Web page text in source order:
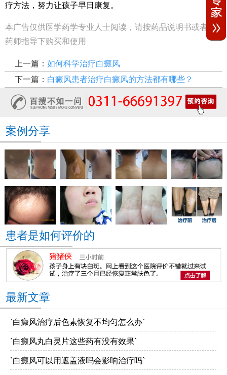
疗方法，努力让孩子早日康复。
本广告仅供医学药学专业人士阅读，请按药品说明书或者在
药师指导下购买和使用
上一篇： 如何科学治疗白癜风
下一篇： 白癜风患者治疗白癜风的方法都有哪些？
案例分享
患者是如何评价的
最新文章
`白癜风治疗后色素恢复不均匀怎么办`
`白癜风丸白灵片这些药有没有效果`
`白癜风可以用遮盖液吗会影响治疗吗`